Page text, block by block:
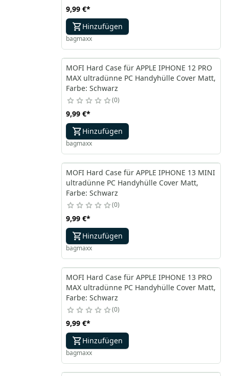
9,99 €*
Hinzufügen
bagmaxx
MOFI Hard Case für APPLE IPHONE 12 PRO
MAX ultradünne PC Handyhülle Cover Matt,
Farbe: Schwarz
0
9,99 €*
Hinzufügen
bagmaxx
MOFI Hard Case für APPLE IPHONE 13 MINI
ultradünne PC Handyhülle Cover Matt,
Farbe: Schwarz
0
9,99 €*
Hinzufügen
bagmaxx
MOFI Hard Case für APPLE IPHONE 13 PRO
MAX ultradünne PC Handyhülle Cover Matt,
Farbe: Schwarz
0
9,99 €*
Hinzufügen
bagmaxx